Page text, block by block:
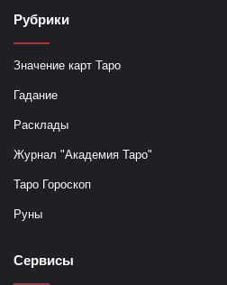
Рубрики
Значение карт Таро
Гадание
Расклады
Журнал "Академия Таро"
Таро Гороскоп
Руны
Сервисы